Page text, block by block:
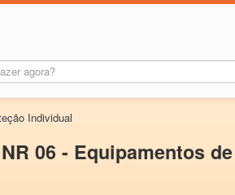
Individual
06 - Equipamentos